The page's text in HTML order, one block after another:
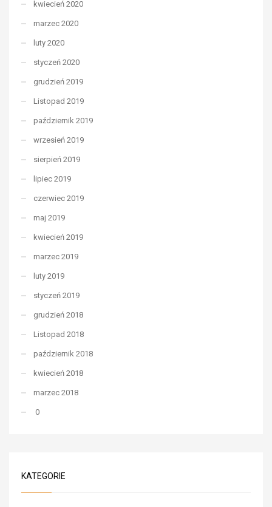
kwiecień 2020
marzec 2020
luty 2020
styczeń 2020
grudzień 2019
Listopad 2019
październik 2019
wrzesień 2019
sierpień 2019
lipiec 2019
czerwiec 2019
maj 2019
kwiecień 2019
marzec 2019
luty 2019
styczeń 2019
grudzień 2018
Listopad 2018
październik 2018
kwiecień 2018
marzec 2018
0
KATEGORIE